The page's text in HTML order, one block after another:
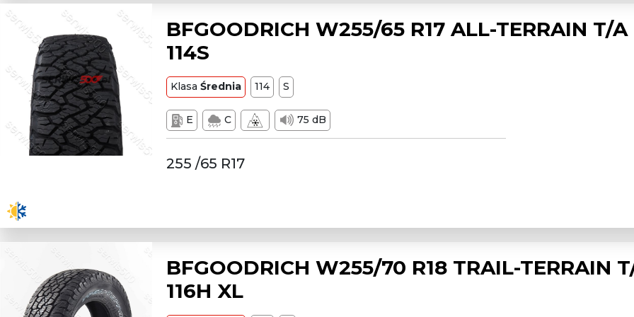
BFGOODRICH W255/65 R17 ALL-TERRAIN T/A
114S
Klasa Średnia 114 S
E C 75 dB
255 /65 R17
BFGOODRICH W255/70 R18 TRAIL-TERRAIN
116H XL